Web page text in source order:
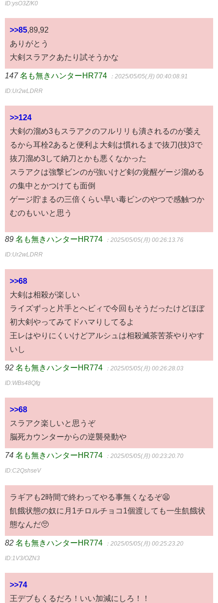
ID:ysO3Z/K0
>>85,89,92
ありがとう
大剣スラアクあたり試そうかな
147 名も無きハンターHR774 ：2025/05/05(月) 00:40:08.91
ID:Ur2wLDRR
>>124
大剣の溜め3もスラアクのフルリリも潰されるのが萎え
るから耳栓2あると便利よ大剣は慣れるまで抜刀(技)3で
抜刀溜め3して納刀とかも悪くなかった
スラアクは強撃ビンのが強いけど剣の覚醒ゲージ溜める
の集中とかつけても面倒
ゲージ貯まるの三倍くらい早い毒ビンのやつで感触つか
むのもいいと思う
89 名も無きハンターHR774 ：2025/05/05(月) 00:26:13.76
ID:Ur2wLDRR
>>68
大剣は相殺が楽しい
ライズずっと片手とヘビィで今回もそうだったけどほぼ
初大剣やってみてドハマりしてるよ
王レはやりにくいけどアルシュは相殺滅茶苦茶やりやす
いし
92 名も無きハンターHR774 ：2025/05/05(月) 00:26:28.03
ID:WBs48Qfg
>>68
スラアク楽しいと思うぞ
脳死カウンターからの逆襲発動や
74 名も無きハンターHR774 ：2025/05/05(月) 00:23:20.70
ID:C2QshseV
ラギアも2時間で終わってやる事無くなるぞ😫
飢餓状態の奴に月1チロルチョコ1個渡しても一生飢餓状
態なんだ🥺
82 名も無きハンターHR774 ：2025/05/05(月) 00:25:23.20
ID:1V3/OZN3
>>74
王デブもくるだろ！いい加減にしろ！！